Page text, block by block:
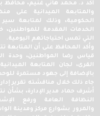
أكد د. محمد هاني غنيم،
والمتابعة الميدانية على
الحكومية، وذلك لمتابعة
الخدمات المقدمة للمواطنين،
التي تمس احتياجاتهم اليومية.
وأكد المحافظ على أن
قياس رضا المواطنين، وحدة
القرى، لجان المتابعة
بالإضافة إلى جهود مستمرة
جاء ذلك خلال مناقشته تقرير
أشرف حماد مدير الإدارة، بشأن
النظافة العامة ورفع
والمرور بشوارع مركز ومدينة